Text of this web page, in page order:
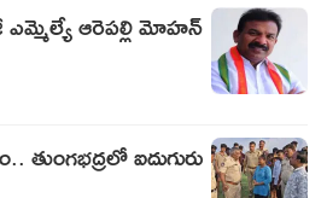
ఎమ్మెల్యే ఆరెపల్లి మోహన్
ఐదుగురు